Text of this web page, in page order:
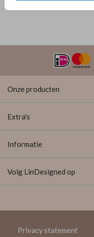
Onze producten
Extra's
Informatie
Volg LinDesigned op
Privacy statement